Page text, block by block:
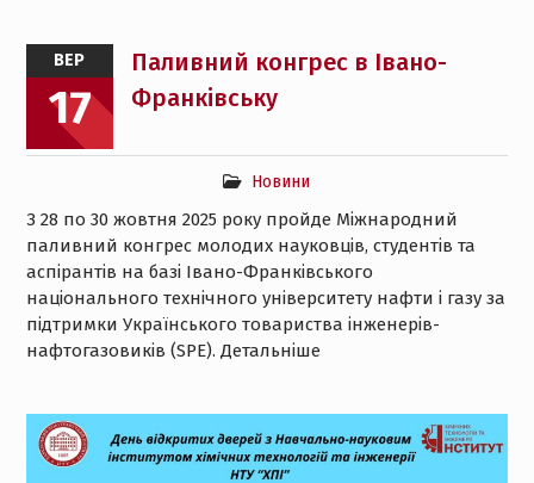
ВЕР
17
Паливний конгрес в Івано-
Франківську
Новини
З 28 по 30 жовтня 2025 року пройде Міжнародний
паливний конгрес молодих науковців, студентів та
аспірантів на базі Івано-Франківського
національного технічного університету нафти і газу за
підтримки Українського товариства інженерів-
нафтогазовиків (SPE). Детальніше